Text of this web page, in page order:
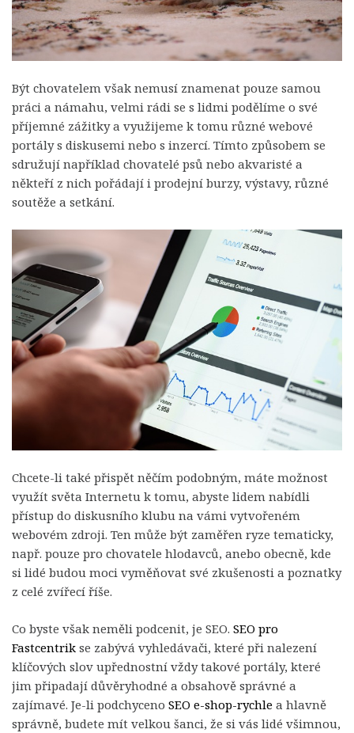
Být chovatelem však nemusí znamenat pouze samou
práci a námahu, velmi rádi se s lidmi podělíme o své
příjemné zážitky a využijeme k tomu různé webové
portály s diskusemi nebo s inzercí. Tímto způsobem se
sdružují například chovatelé psů nebo akvaristé a
někteří z nich pořádají i prodejní burzy, výstavy, různé
soutěže a setkání.
Chcete-li také přispět něčím podobným, máte možnost
využít světa Internetu k tomu, abyste lidem nabídli
přístup do diskusního klubu na vámi vytvořeném
webovém zdroji. Ten může být zaměřen ryze tematicky,
např. pouze pro chovatele hlodavců, anebo obecně, kde
si lidé budou moci vyměňovat své zkušenosti a poznatky
z celé zvířecí říše.
Co byste však neměli podcenit, je SEO. SEO pro
Fastcentrik se zabývá vyhledávači, které při nalezení
klíčových slov upřednostní vždy takové portály, které
jim připadají důvěryhodné a obsahově správné a
zajímavé. Je-li podchyceno SEO e-shop-rychle a hlavně
správně, budete mít velkou šanci, že si vás lidé všimnou,